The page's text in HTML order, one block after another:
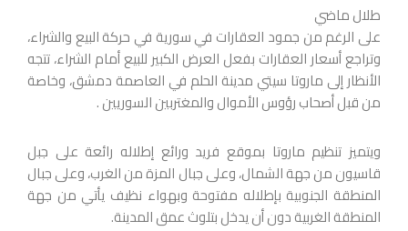
طلال ماضي
على الرغم من جمود العقارات في سورية في حركة البيع والشراء،
وتراجع أسعار العقارات بفعل العرض الكبير للبيع أمام الشراء، تتجه
الأنظار إلى ماروتا سيتي مدينة الحلم في العاصمة دمشق، وخاصة
من قبل أصحاب رؤوس الأموال والمغتربين السوريين .
ويتميز تنظيم ماروتا بموقع فريد ورائع إطلاله رائعة على جبل
قاسيون من جهة الشمال، وعلى جبال المزة من الغرب، وعلى جبال
المنطقة الجنوبية بإطلاله مفتوحة وبهواء نظيف يأتي من جهة
المنطقة الغربية دون أن يدخل بتلوث عمق المدينة.